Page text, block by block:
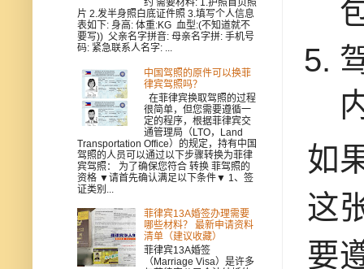
如
这
要
约 需要材料: 1.护照首页照
片 2.发半身照白底证件照 3.填写个人信息
表如下: 身高: 体重:KG 血型:(不知道就不
要写)) 父亲名字拼音: 母亲名字拼: 手机号
码: 紧急联系人名字: ...
中国驾照的原件可以换菲
律宾驾照吗？
在菲律宾换取驾照的过程
很简单，但您需要遵循一
定的程序，根据菲律宾交
通管理局（LTO，Land
Transportation Office）的规定，持有中国
驾照的人员可以通过以下步骤转换为菲律
宾驾照： 为了确保您符合 转换 菲驾照的
资格 ▼请首先确认满足以下条件▼ 1、签
证类别...
菲律宾13A婚签办理需要
哪些材料？ 最新申请资料
清单（建议收藏）
菲律宾13A婚签
（Marriage Visa）是许多